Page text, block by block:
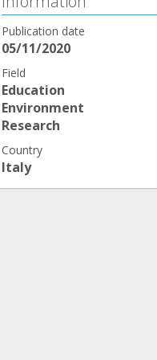
Publication date
05/11/2020
Field
Education
Environment
Research
Country
Italy